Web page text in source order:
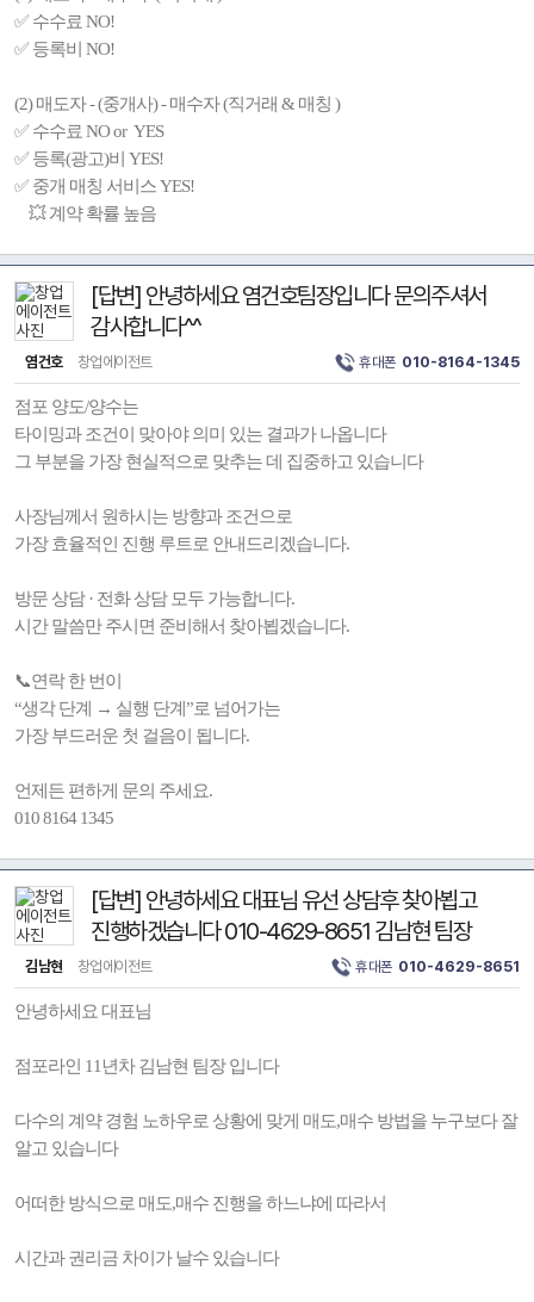
✅ 수수료 NO!
✅ 등록비 NO!
(2) 매도자 - (중개사) - 매수자 (직거래 & 매칭 )
✅ 수수료 NO or YES
✅ 등록(광고)비 YES!
✅ 중개 매칭 서비스 YES!
💥 계약 확률 높음
[답변] 안녕하세요 염건호팀장입니다 문의주셔서
감사합니다^^
염건호 창업에이전트 휴대폰 010-8164-1345
점포 양도/양수는
타이밍과 조건이 맞아야 의미 있는 결과가 나옵니다
그 부분을 가장 현실적으로 맞추는 데 집중하고 있습니다
사장님께서 원하시는 방향과 조건으로
가장 효율적인 진행 루트로 안내드리겠습니다.
방문 상담 · 전화 상담 모두 가능합니다.
시간 말씀만 주시면 준비해서 찾아뵙겠습니다.
📞연락 한 번이
“생각 단계 → 실행 단계”로 넘어가는
가장 부드러운 첫 걸음이 됩니다.
언제든 편하게 문의 주세요.
010 8164 1345
[답변] 안녕하세요 대표님 유선 상담후 찾아뵙고
진행하겠습니다 010-4629-8651 김남현 팀장
김남현 창업에이전트 휴대폰 010-4629-8651
안녕하세요 대표님
점포라인 11년차 김남현 팀장 입니다
다수의 계약 경험 노하우로 상황에 맞게 매도,매수 방법을 누구보다 잘
알고 있습니다
어떠한 방식으로 매도,매수 진행을 하느냐에 따라서
시간과 권리금 차이가 날수 있습니다